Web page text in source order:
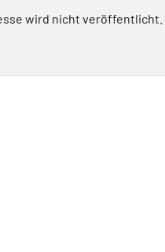
wird nicht veröffentlicht.